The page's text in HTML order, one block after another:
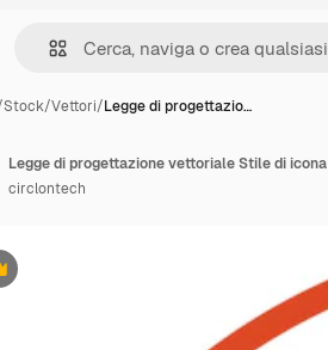
Stock/Vettori/Legge di progettazio…
Legge di progettazione vettoriale Stile di icona
circlontech